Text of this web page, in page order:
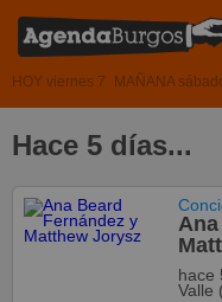
HOY viernes 7 MAÑANA
Hace 5 días...
hace
Valle (